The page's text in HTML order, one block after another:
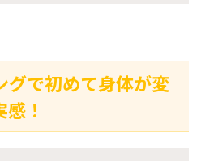
グで初めて身体が変
！